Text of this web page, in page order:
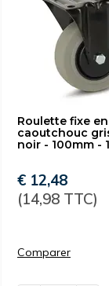
Roulette fixe en
caoutchouc
noir - 100mm -
€ 12,48
(14,98 TTC)
Comparer